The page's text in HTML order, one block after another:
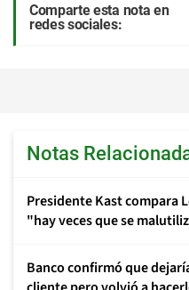
Comparte esta nota en
redes sociales:
Notas
Presidente Kast compara
"hay veces que se
Banco confirmó que